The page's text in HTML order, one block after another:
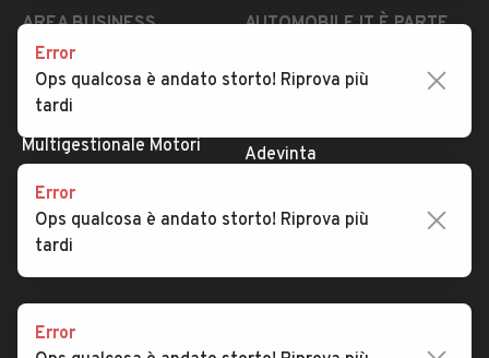
AREA BUSINESS
Registrazione
concessionario
Multigestionale Motori
AUTOMOBILE.IT È PARTE
subito.it
Adevinta
SEGUICI
Copyright © 2023 Marktplaats B.V. Tutti i diritti riservati.
Error
Ops qualcosa è andato storto! Riprova più
tardi
Error
Ops qualcosa è andato storto! Riprova più
tardi
Error